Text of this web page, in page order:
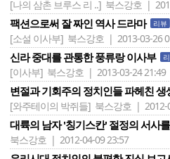
[나의 삼촌 브루스 리 ..] 북스강호 |
팩션으로써 잘 짜인 역사 드라마 리뷰
[소설 이사부] 북스강호 | 2013-03-26
신라 중대를 관통한 풍류랑 이사부
[이사부] 북스강호 | 2013-03-24 21:49
변절과 기회주의 정치인들 파헤친 생
[와주테이의 박쥐들] 북스강호 | 2012-
대륙의 남자 '칭기스칸' 절정의 서사
북스강호 | 2012-04-09 23:57